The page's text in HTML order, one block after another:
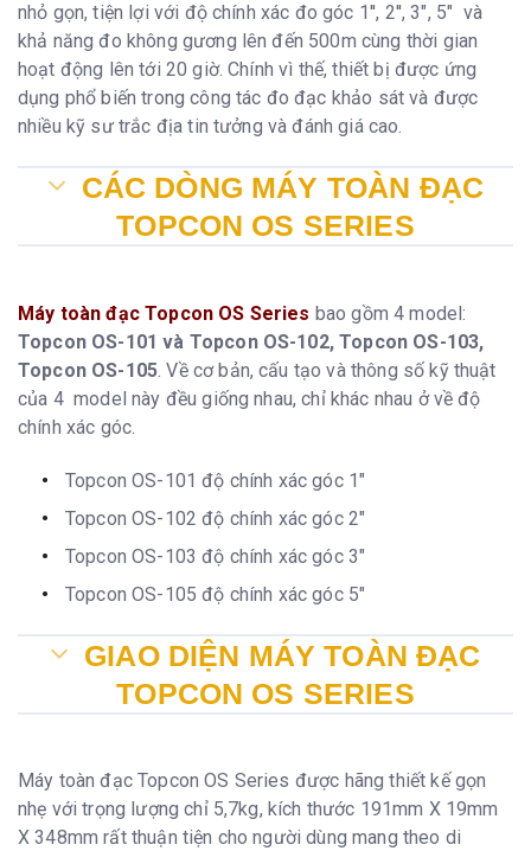
nhỏ gọn, tiện lợi với độ chính xác đo góc 1'', 2'', 3", 5" và
khả năng đo không gương lên đến 500m cùng thời gian
hoạt động lên tới 20 giờ. Chính vì thế, thiết bị được ứng
dụng phổ biến trong công tác đo đạc khảo sát và được
nhiều kỹ sư trắc địa tin tưởng và đánh giá cao.
CÁC DÒNG MÁY TOÀN ĐẠC
TOPCON OS SERIES
Máy toàn đạc Topcon OS Series bao gồm 4 model:
Topcon OS-101 và Topcon OS-102, Topcon OS-103,
Topcon OS-105. Về cơ bản, cấu tạo và thông số kỹ thuật
của 4 model này đều giống nhau, chỉ khác nhau ở về độ
chính xác góc.
Topcon OS-101 độ chính xác góc 1″
Topcon OS-102 độ chính xác góc 2″
Topcon OS-103 độ chính xác góc 3″
Topcon OS-105 độ chính xác góc 5″
GIAO DIỆN MÁY TOÀN ĐẠC
TOPCON OS SERIES
Máy toàn đạc Topcon OS Series được hãng thiết kế gọn
nhẹ với trọng lượng chỉ 5,7kg, kích thước 191mm X 19mm
X 348mm rất thuận tiện cho người dùng mang theo di